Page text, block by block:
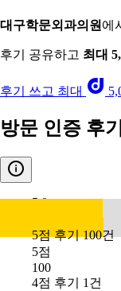
대구학문외과의원 에
후기 공유하고 최대
후기 쓰고 최대
방문 인증 후기
5.0
5점 후기 100건
5점
100
4점 후기 1건